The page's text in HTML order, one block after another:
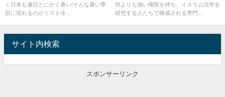
く日本も連日とにかく暑い!そんな暑い季
節に現れるのがミスト冷...
領よりも強い権限を持ち、イスラム法学を
研究する人たちで構成される専門...
サイト内検索
スポンサーリンク